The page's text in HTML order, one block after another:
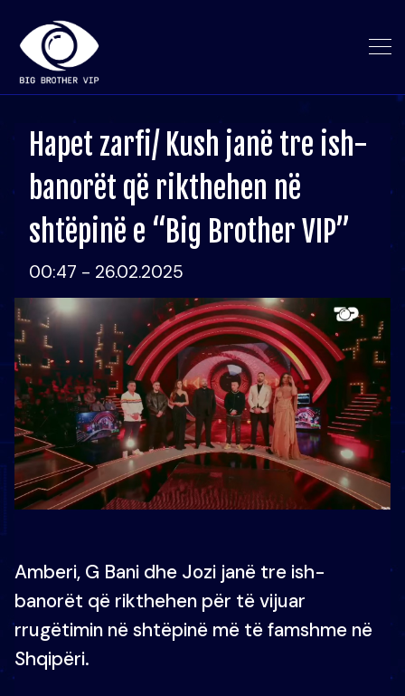
Hapet zarfi/ Kush janë tre ish-
banorët që rikthehen në
shtëpinë e “Big Brother VIP”
00:47 - 26.02.2025
Amberi, G Bani dhe Jozi janë tre ish-
banorët që rikthehen për të vijuar
rrugëtimin në shtëpinë më të famshme në
Shqipëri.